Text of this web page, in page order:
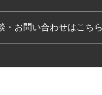
・お問い合わせはこちら